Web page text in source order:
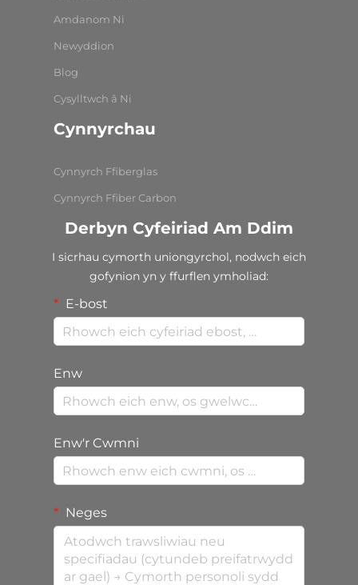
Amdanom Ni
Newyddion
Blog
Cysylltwch â Ni
Cynnyrchau
Cynnyrch Ffiberglas
Cynnyrch Ffiber Carbon
Derbyn Cyfeiriad Am Ddim
I sicrhau cymorth uniongyrchol, nodwch eich
gofynion yn y ffurflen ymholiad:
E-bost
Enw
Enw'r Cwmni
Neges